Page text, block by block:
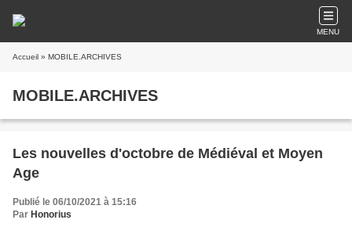
MENU
Accueil » MOBILE.ARCHIVES
MOBILE.ARCHIVES
Les nouvelles d'octobre de Médiéval et Moyen
Age
Publié le 06/10/2021 à 15:16
Par Honorius